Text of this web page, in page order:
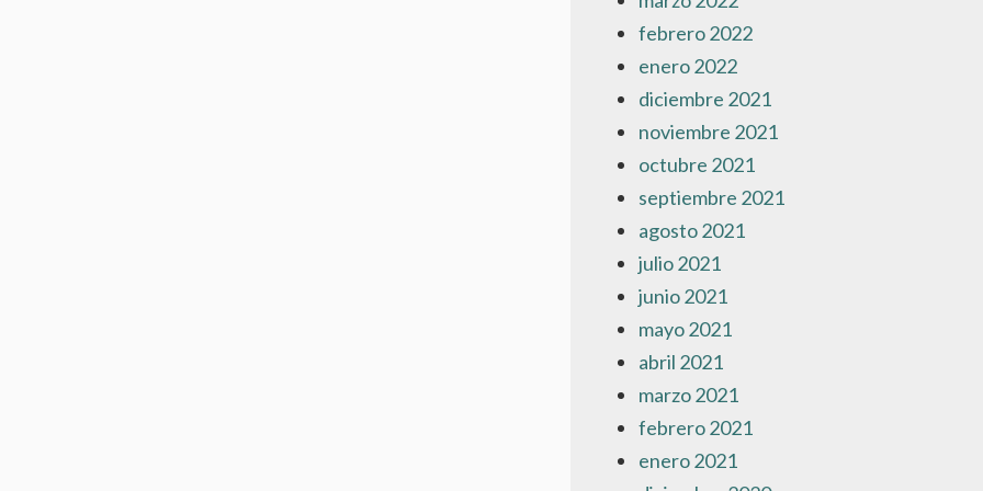
febrero 2022
enero 2022
diciembre 2021
noviembre 2021
octubre 2021
septiembre 2021
agosto 2021
julio 2021
junio 2021
mayo 2021
abril 2021
marzo 2021
febrero 2021
enero 2021